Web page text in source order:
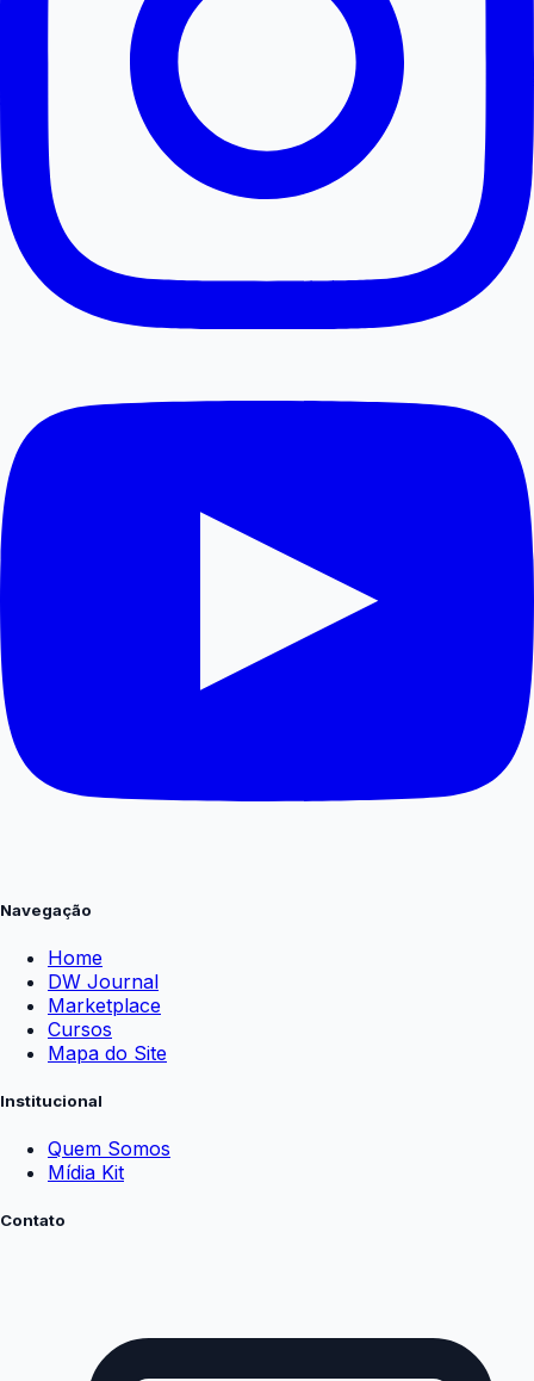
Navegação
Home
DW Journal
Marketplace
Cursos
Mapa do Site
Institucional
Quem Somos
Mídia Kit
Contato